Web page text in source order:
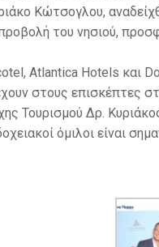
Κώτσογλου,
του νησιού,
Atlantica Hotels και
στους επισκέπτες
Τουρισμού Δρ.
όμιλοι είναι